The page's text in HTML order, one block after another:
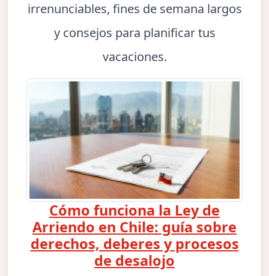
irrenunciables, fines de semana largos
y consejos para planificar tus
vacaciones.
Cómo funciona la Ley de
Arriendo en Chile: guía sobre
derechos, deberes y procesos
de desalojo